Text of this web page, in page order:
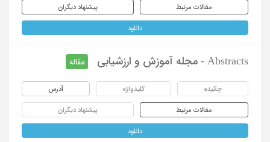
مقالات مرتبط پیشنهاد دیگران
دانلود
Abstracts - مجله آموزش و ارزشیابی مقاله
چکیده کلیدواژه آدرس
مقالات مرتبط پیشنهاد دیگران
دانلود